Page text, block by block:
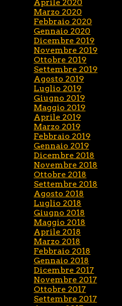
Aprile 2020
Marzo 2020
Febbraio 2020
Gennaio 2020
Dicembre 2019
Novembre 2019
Ottobre 2019
Settembre 2019
Agosto 2019
Luglio 2019
Giugno 2019
Maggio 2019
Aprile 2019
Marzo 2019
Febbraio 2019
Gennaio 2019
Dicembre 2018
Novembre 2018
Ottobre 2018
Settembre 2018
Agosto 2018
Luglio 2018
Giugno 2018
Maggio 2018
Aprile 2018
Marzo 2018
Febbraio 2018
Gennaio 2018
Dicembre 2017
Novembre 2017
Ottobre 2017
Settembre 2017